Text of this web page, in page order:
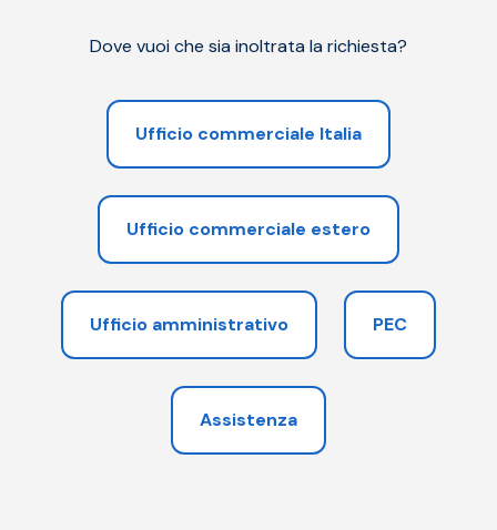
Dove vuoi che sia inoltrata la richiesta?
Ufficio commerciale Italia
Ufficio commerciale estero
Ufficio amministrativo PEC
Assistenza